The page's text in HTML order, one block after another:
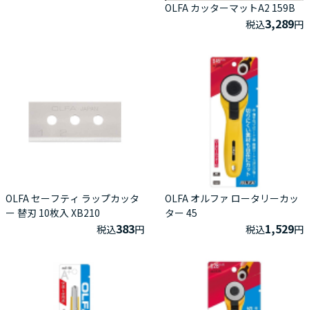
OLFA カッターマットA2 159B
税込3,289円
OLFA セーフティ ラップカッタ
ー 替刃 10枚入 XB210
税込383円
OLFA オルファ ロータリーカッ
ター 45
税込1,529円